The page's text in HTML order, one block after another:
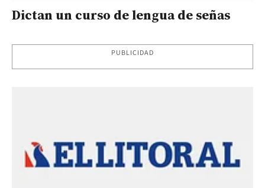
Dictan un curso de lengua de señas
PUBLICIDAD